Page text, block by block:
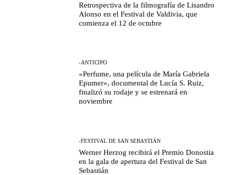
Retrospectiva de la filmografía de Lisandro
Alonso en el Festival de Valdivia, que
comienza el 12 de octubre
-ANTICIPO
«Perfume, una película de María Gabriela
Epumer», documental de Lucía S. Ruiz,
finalizó su rodaje y se estrenará en
noviembre
-FESTIVAL DE SAN SEBASTIÁN
Werner Herzog recibirá el Premio Donostia
en la gala de apertura del Festival de San
Sebastián